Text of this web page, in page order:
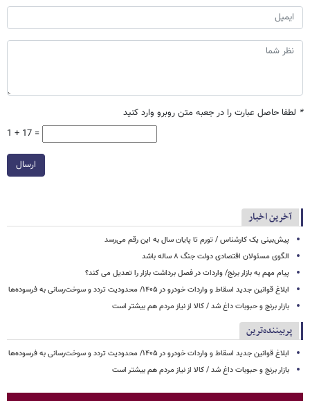
* لطفا حاصل عبارت را در جعبه متن روبرو وارد کنید
1 + 17 =
ارسال
آخرین اخبار
پیش‌بینی یک کارشناس / تورم تا پایان سال به این رقم می‌رسد
الگوی مسئولان اقتصادی دولت جنگ ۸ ساله باشد
پیام مهم به بازار برنج/ واردات در فصل برداشت بازار را تعدیل می کند؟
ابلاغ قوانین جدید اسقاط و واردات خودرو در ۱۴۰۵/ محدودیت تردد و سوخت‌رسانی به فرسوده‌ها
بازار برنج و حبوبات داغ شد / کالا از نیاز مردم هم بیشتر است
پربیننده‌ترین
ابلاغ قوانین جدید اسقاط و واردات خودرو در ۱۴۰۵/ محدودیت تردد و سوخت‌رسانی به فرسوده‌ها
بازار برنج و حبوبات داغ شد / کالا از نیاز مردم هم بیشتر است